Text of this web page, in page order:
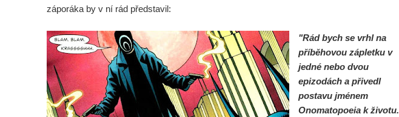
záporáka by v ní rád představil:
"Rád bych se vrhl na
příběhovou zápletku v
jedné nebo dvou
epizodách a přivedl
postavu jménem
Onomatopoeia k životu.